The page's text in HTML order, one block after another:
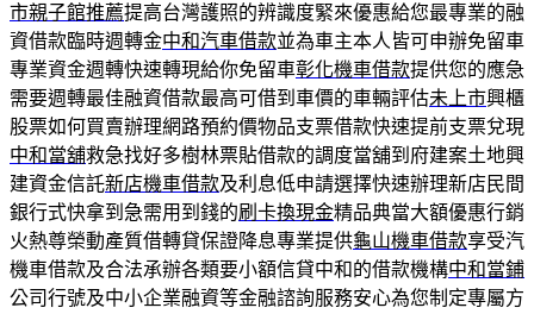
市親子館推薦提高台灣護照的辨識度緊來優惠給您最專業的融
資借款臨時週轉金中和汽車借款並為車主本人皆可申辦免留車
專業資金週轉快速轉現給你免留車彰化機車借款提供您的應急
需要週轉最佳融資借款最高可借到車價的車輛評估未上市興櫃
股票如何買賣辦理網路預約價物品支票借款快速提前支票兌現
中和當舖救急找好多樹林票貼借款的調度當舖到府建案土地興
建資金信託新店機車借款及利息低申請選擇快速辦理新店民間
銀行式快拿到急需用到錢的刷卡換現金精品典當大額優惠行銷
火熱尊榮動產質借轉貸保證降息專業提供龜山機車借款享受汽
機車借款及合法承辦各類要小額信貸中和的借款機構中和當鋪
公司行號及中小企業融資等金融諮詢服務安心為您制定專屬方